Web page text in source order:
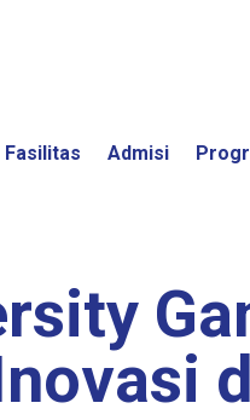
Fasilitas Admisi